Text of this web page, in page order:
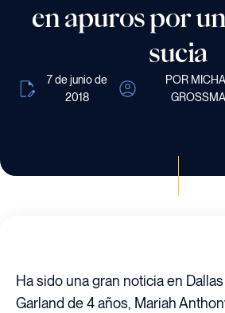
en apuros por
sucia
7 de junio de
2018
POR
Ha sido una gran noticia en
Garland de 4 años, Mariah